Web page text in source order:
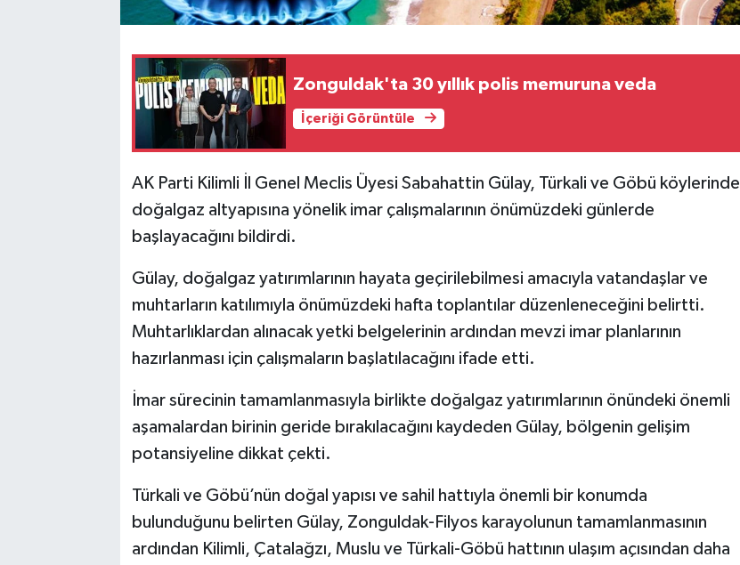
Zonguldak'ta 30 yıllık polis memuruna veda
İçeriği Görüntüle
AK Parti Kilimli İl Genel Meclis Üyesi Sabahattin Gülay, Türkali ve Göbü köylerinde
doğalgaz altyapısına yönelik imar çalışmalarının önümüzdeki günlerde
başlayacağını bildirdi.
Gülay, doğalgaz yatırımlarının hayata geçirilebilmesi amacıyla vatandaşlar ve
muhtarların katılımıyla önümüzdeki hafta toplantılar düzenleneceğini belirtti.
Muhtarlıklardan alınacak yetki belgelerinin ardından mevzi imar planlarının
hazırlanması için çalışmaların başlatılacağını ifade etti.
İmar sürecinin tamamlanmasıyla birlikte doğalgaz yatırımlarının önündeki önemli
aşamalardan birinin geride bırakılacağını kaydeden Gülay, bölgenin gelişim
potansiyeline dikkat çekti.
Türkali ve Göbü’nün doğal yapısı ve sahil hattıyla önemli bir konumda
bulunduğunu belirten Gülay, Zonguldak-Filyos karayolunun tamamlanmasının
ardından Kilimli, Çatalağzı, Muslu ve Türkali-Göbü hattının ulaşım açısından daha